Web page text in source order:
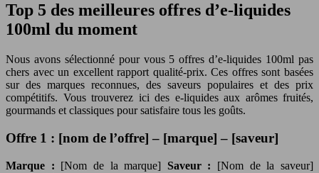
Top 5 des meilleures offres d’e-liquides
100ml du moment
Nous avons sélectionné pour vous 5 offres d’e-liquides 100ml pas
chers avec un excellent rapport qualité-prix. Ces offres sont basées
sur des marques reconnues, des saveurs populaires et des prix
compétitifs. Vous trouverez ici des e-liquides aux arômes fruités,
gourmands et classiques pour satisfaire tous les goûts.
Offre 1 : [nom de l’offre] – [marque] – [saveur]
Marque : [Nom de la marque] Saveur : [Nom de la saveur]